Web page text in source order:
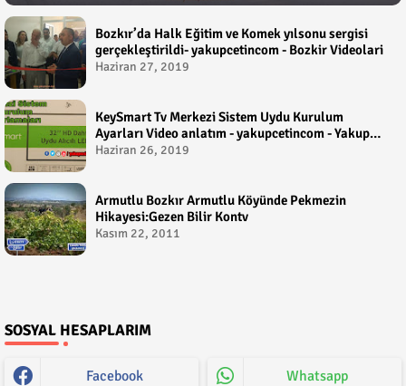
Bozkır’da Halk Eğitim ve Komek yılsonu sergisi
gerçekleştirildi- yakupcetincom - Bozkir Videolari
Haziran 27, 2019
KeySmart Tv Merkezi Sistem Uydu Kurulum
Ayarları Video anlatım - yakupcetincom - Yakup
Çetin
Haziran 26, 2019
Armutlu Bozkır Armutlu Köyünde Pekmezin
Hikayesi:Gezen Bilir Kontv
Kasım 22, 2011
SOSYAL HESAPLARIM
Facebook Whatsapp